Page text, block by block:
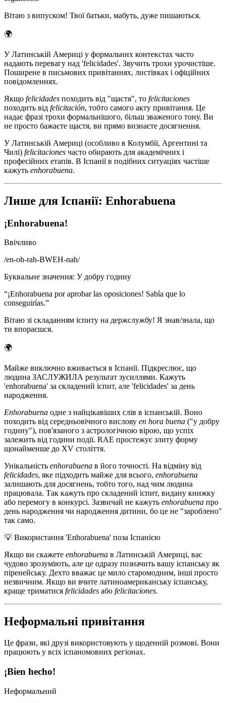
Вітаю з випуском! Твої батьки, мабуть, дуже пишаються.
🌍
У Латинській Америці у формальних контекстах часто
надають перевагу над 'felicidades'. Звучить трохи урочистіше.
Поширене в письмових привітаннях, листівках і офіційних
повідомленнях.
Якщо felicidades походить від "щастя", то felicitaciones
походить від felicitación, тобто самого акту привітання. Це
надає фразі трохи формальнішого, більш зваженого тону. Ви
не просто бажаєте щастя, ви прямо визнаєте досягнення.
У Латинській Америці (особливо в Колумбії, Аргентині та
Чилі) felicitaciones часто обирають для академічних і
професійних етапів. В Іспанії в подібних ситуаціях частіше
кажуть enhorabuena.
Лише для Іспанії: Enhorabuena
¡Enhorabuena!
Ввічливо
/en-oh-rah-BWEH-nah/
Буквальне значення: У добру годину
“¡Enhorabuena por aprobar las oposiciones! Sabía que lo
conseguirías.”
Вітаю зі складанням іспиту на держслужбу! Я знав/знала, що
ти впораєшся.
🌍
Майже виключно вживається в Іспанії. Підкреслює, що
людина ЗАСЛУЖИЛА результат зусиллями. Кажуть
'enhorabuena' за складений іспит, але 'felicidades' за день
народження.
Enhorabuena одне з найцікавіших слів в іспанській. Воно
походить від середньовічного вислову en hora buena ("у добру
годину"), пов'язаного з астрологічною вірою, що успіх
залежить від години події. RAE простежує злиту форму
щонайменше до XV століття.
Унікальність enhorabuena в його точності. На відміну від
felicidades, яке підходить майже для всього, enhorabuena
залишають для досягнень, тобто того, над чим людина
працювала. Так кажуть про складений іспит, видану книжку
або перемогу в конкурсі. Зазвичай не кажуть enhorabuena про
день народження чи народження дитини, бо це не "зароблено"
так само.
💡 Використання 'Enhorabuena' поза Іспанією
Якщо ви скажете enhorabuena в Латинській Америці, вас
чудово зрозуміють, але це одразу позначить вашу іспанську як
піренейську. Дехто вважає це мило старомодним, інші просто
незвичним. Якщо ви вчите латиноамериканську іспанську,
краще триматися felicidades або felicitaciones.
Неформальні привітання
Це фрази, які друзі використовують у щоденній розмові. Вони
працюють у всіх іспаномовних регіонах.
¡Bien hecho!
Неформальний